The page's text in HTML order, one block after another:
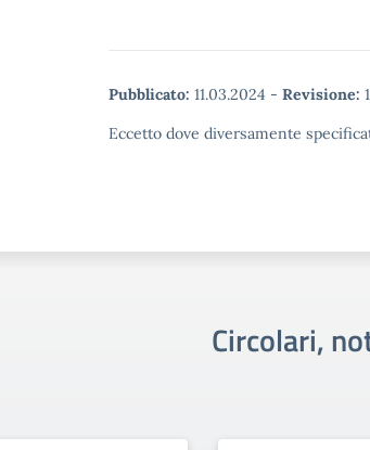
Pubblicato: 11.03.2024 - Revisione:
Eccetto dove diversamente
Circolari,